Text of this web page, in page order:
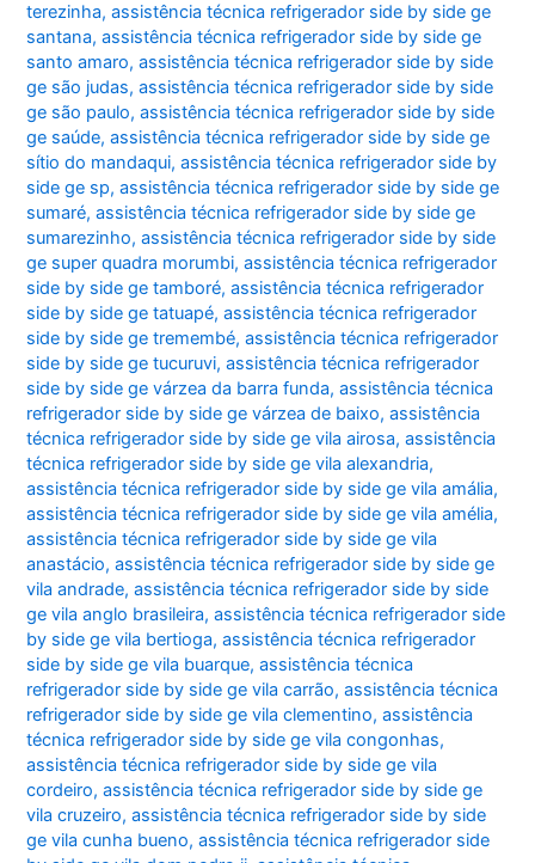
terezinha,assistência técnica refrigerador side by side ge
santana,assistência técnica refrigerador side by side ge
santo amaro,assistência técnica refrigerador side by side
ge são judas,assistência técnica refrigerador side by side
ge são paulo,assistência técnica refrigerador side by side
ge saúde,assistência técnica refrigerador side by side ge
sítio do mandaqui,assistência técnica refrigerador side by
side ge sp,assistência técnica refrigerador side by side ge
sumaré,assistência técnica refrigerador side by side ge
sumarezinho,assistência técnica refrigerador side by side
ge super quadra morumbi,assistência técnica refrigerador
side by side ge tamboré,assistência técnica refrigerador
side by side ge tatuapé,assistência técnica refrigerador
side by side ge tremembé,assistência técnica refrigerador
side by side ge tucuruvi,assistência técnica refrigerador
side by side ge várzea da barra funda,assistência técnica
refrigerador side by side ge várzea de baixo,assistência
técnica refrigerador side by side ge vila airosa,assistência
técnica refrigerador side by side ge vila alexandria,
assistência técnica refrigerador side by side ge vila amália,
assistência técnica refrigerador side by side ge vila amélia,
assistência técnica refrigerador side by side ge vila
anastácio,assistência técnica refrigerador side by side ge
vila andrade,assistência técnica refrigerador side by side
ge vila anglo brasileira,assistência técnica refrigerador side
by side ge vila bertioga,assistência técnica refrigerador
side by side ge vila buarque,assistência técnica
refrigerador side by side ge vila carrão,assistência técnica
refrigerador side by side ge vila clementino,assistência
técnica refrigerador side by side ge vila congonhas,
assistência técnica refrigerador side by side ge vila
cordeiro,assistência técnica refrigerador side by side ge
vila cruzeiro,assistência técnica refrigerador side by side
ge vila cunha bueno,assistência técnica refrigerador side